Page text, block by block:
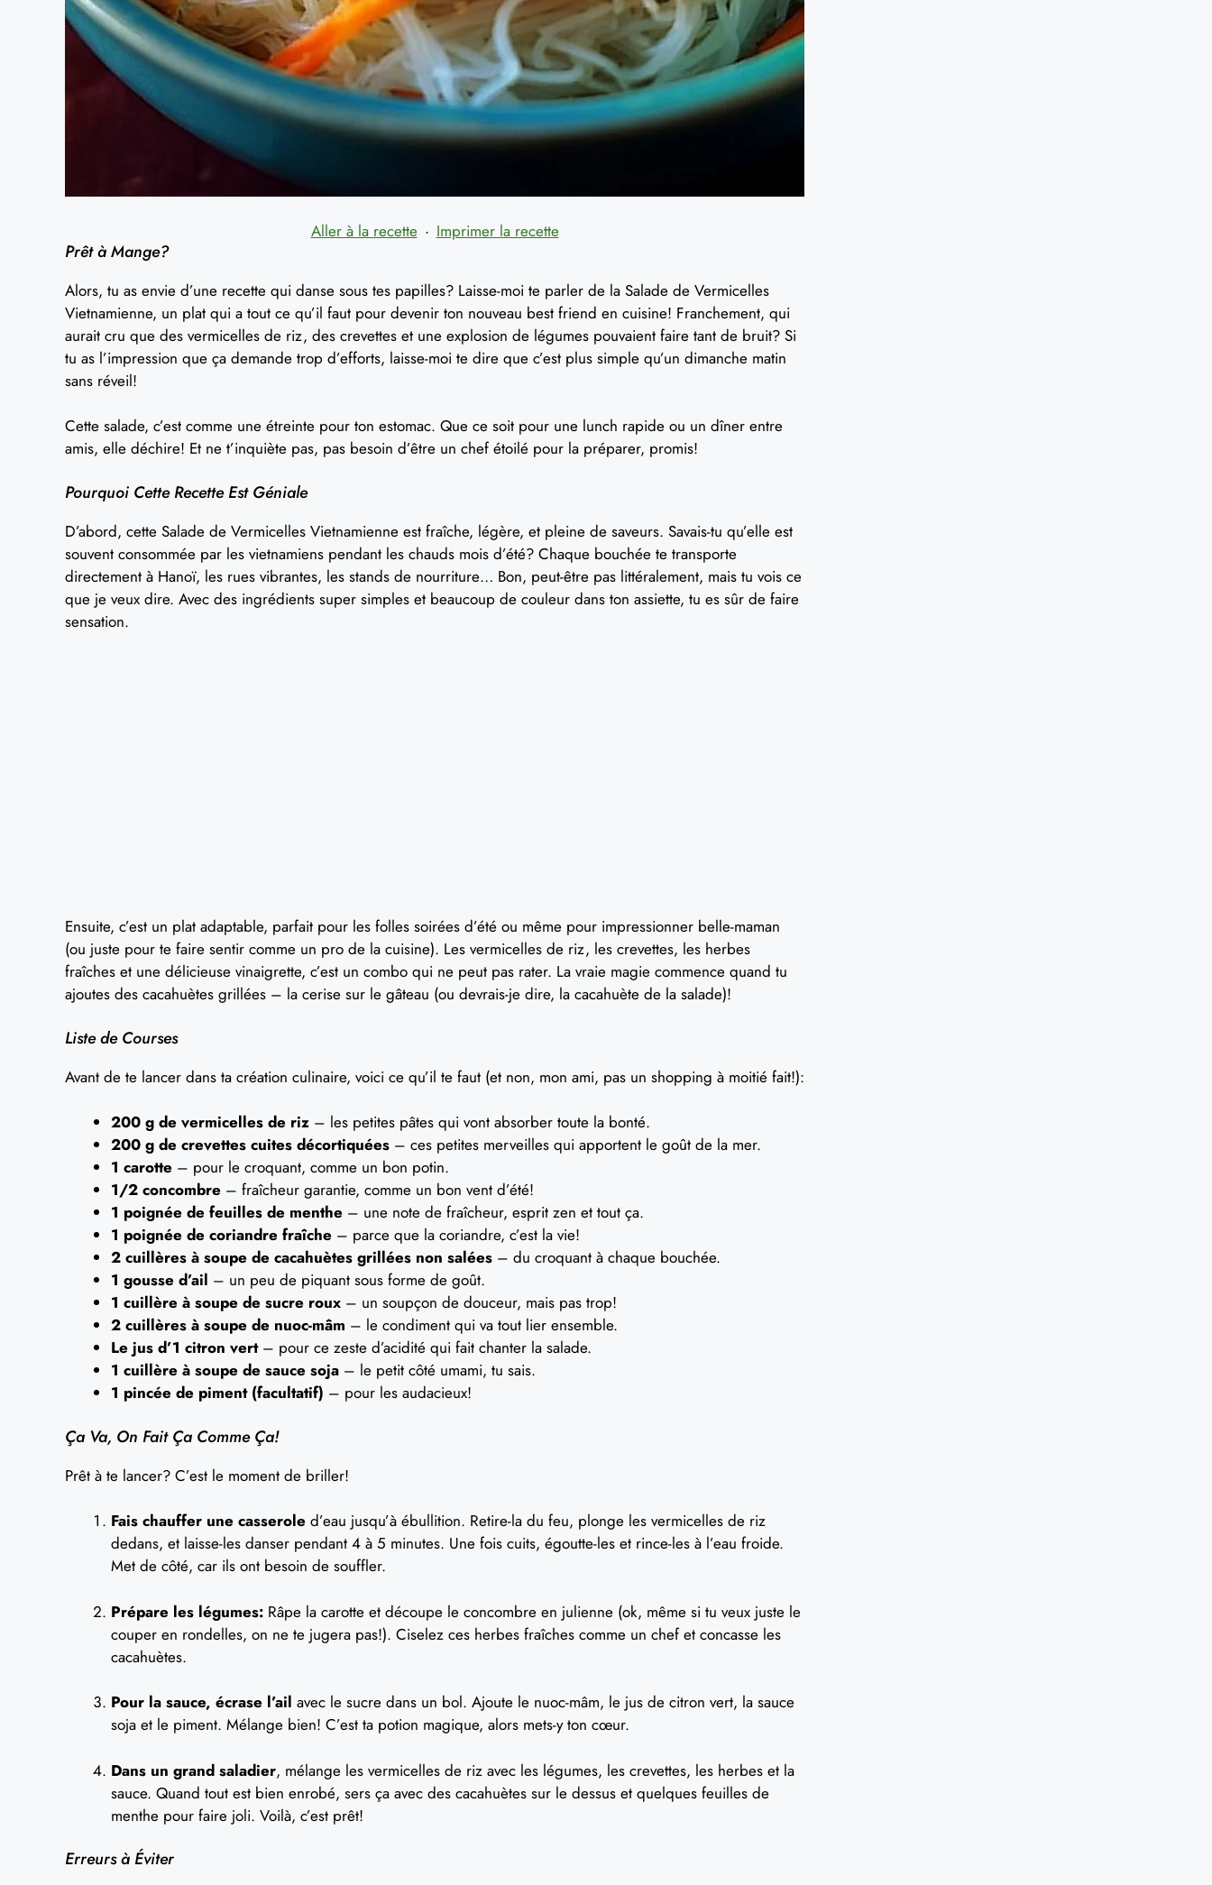
Aller à la recette · Imprimer la recette
Prêt à Mange?
Alors, tu as envie d’une recette qui danse sous tes papilles? Laisse-moi te parler de la Salade de Vermicelles
Vietnamienne, un plat qui a tout ce qu’il faut pour devenir ton nouveau best friend en cuisine! Franchement, qui
aurait cru que des vermicelles de riz, des crevettes et une explosion de légumes pouvaient faire tant de bruit? Si
tu as l’impression que ça demande trop d’efforts, laisse-moi te dire que c’est plus simple qu’un dimanche matin
sans réveil!
Cette salade, c’est comme une étreinte pour ton estomac. Que ce soit pour une lunch rapide ou un dîner entre
amis, elle déchire! Et ne t’inquiète pas, pas besoin d’être un chef étoilé pour la préparer, promis!
Pourquoi Cette Recette Est Géniale
D’abord, cette Salade de Vermicelles Vietnamienne est fraîche, légère, et pleine de saveurs. Savais-tu qu’elle est
souvent consommée par les vietnamiens pendant les chauds mois d’été? Chaque bouchée te transporte
directement à Hanoï, les rues vibrantes, les stands de nourriture… Bon, peut-être pas littéralement, mais tu vois ce
que je veux dire. Avec des ingrédients super simples et beaucoup de couleur dans ton assiette, tu es sûr de faire
sensation.
Ensuite, c’est un plat adaptable, parfait pour les folles soirées d’été ou même pour impressionner belle-maman
(ou juste pour te faire sentir comme un pro de la cuisine). Les vermicelles de riz, les crevettes, les herbes
fraîches et une délicieuse vinaigrette, c’est un combo qui ne peut pas rater. La vraie magie commence quand tu
ajoutes des cacahuètes grillées – la cerise sur le gâteau (ou devrais-je dire, la cacahuète de la salade)!
Liste de Courses
Avant de te lancer dans ta création culinaire, voici ce qu’il te faut (et non, mon ami, pas un shopping à moitié fait!):
200 g de vermicelles de riz – les petites pâtes qui vont absorber toute la bonté.
200 g de crevettes cuites décortiquées – ces petites merveilles qui apportent le goût de la mer.
1 carotte – pour le croquant, comme un bon potin.
1/2 concombre – fraîcheur garantie, comme un bon vent d’été!
1 poignée de feuilles de menthe – une note de fraîcheur, esprit zen et tout ça.
1 poignée de coriandre fraîche – parce que la coriandre, c’est la vie!
2 cuillères à soupe de cacahuètes grillées non salées – du croquant à chaque bouchée.
1 gousse d’ail – un peu de piquant sous forme de goût.
1 cuillère à soupe de sucre roux – un soupçon de douceur, mais pas trop!
2 cuillères à soupe de nuoc-mâm – le condiment qui va tout lier ensemble.
Le jus d’1 citron vert– pour ce zeste d’acidité qui fait chanter la salade.
1 cuillère à soupe de sauce soja – le petit côté umami, tu sais.
1 pincée de piment (facultatif) – pour les audacieux!
Ça Va, On Fait Ça Comme Ça!
Prêt à te lancer? C’est le moment de briller!
Fais chauffer une casserole d’eau jusqu’à ébullition. Retire-la du feu, plonge les vermicelles de riz
dedans, et laisse-les danser pendant 4 à 5 minutes. Une fois cuits, égoutte-les et rince-les à l’eau froide.
Met de côté, car ils ont besoin de souffler.
Prépare les légumes: Râpe la carotte et découpe le concombre en julienne (ok, même si tu veux juste le
couper en rondelles, on ne te jugera pas!). Ciselez ces herbes fraîches comme un chef et concasse les
cacahuètes.
Pour la sauce, écrase l’ail avec le sucre dans un bol. Ajoute le nuoc-mâm, le jus de citron vert, la sauce
soja et le piment. Mélange bien! C’est ta potion magique, alors mets-y ton cœur.
Dans un grand saladier, mélange les vermicelles de riz avec les légumes, les crevettes, les herbes et la
sauce. Quand tout est bien enrobé, sers ça avec des cacahuètes sur le dessus et quelques feuilles de
menthe pour faire joli. Voilà, c’est prêt!
Erreurs à Éviter